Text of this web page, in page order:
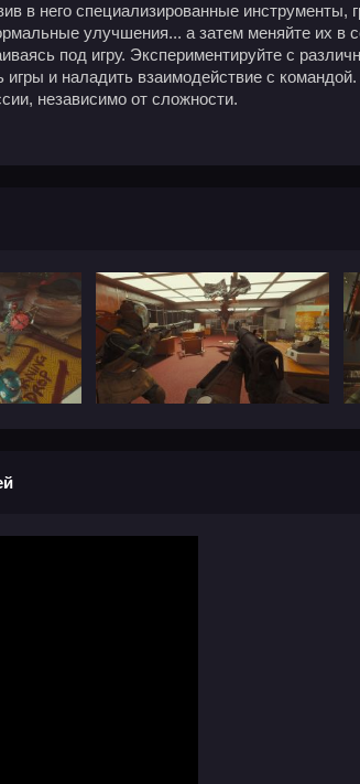
в него специализированные инструменты,
улучшения... а затем меняйте их в
под игру. Экспериментируйте с
игры и наладить взаимодействие с
независимо от сложности.